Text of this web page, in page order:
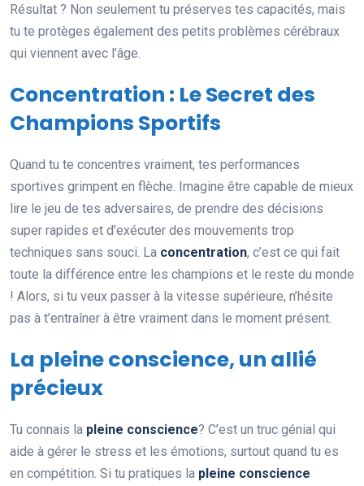
Résultat ? Non seulement tu préserves tes capacités, mais
tu te protèges également des petits problèmes cérébraux
qui viennent avec l’âge.
Concentration : Le Secret des
Champions Sportifs
Quand tu te concentres vraiment, tes performances
sportives grimpent en flèche. Imagine être capable de mieux
lire le jeu de tes adversaires, de prendre des décisions
super rapides et d’exécuter des mouvements trop
techniques sans souci. La concentration, c’est ce qui fait
toute la différence entre les champions et le reste du monde
! Alors, si tu veux passer à la vitesse supérieure, n’hésite
pas à t’entraîner à être vraiment dans le moment présent.
La pleine conscience, un allié
précieux
Tu connais la pleine conscience? C’est un truc génial qui
aide à gérer le stress et les émotions, surtout quand tu es
en compétition. Si tu pratiques la pleine conscience